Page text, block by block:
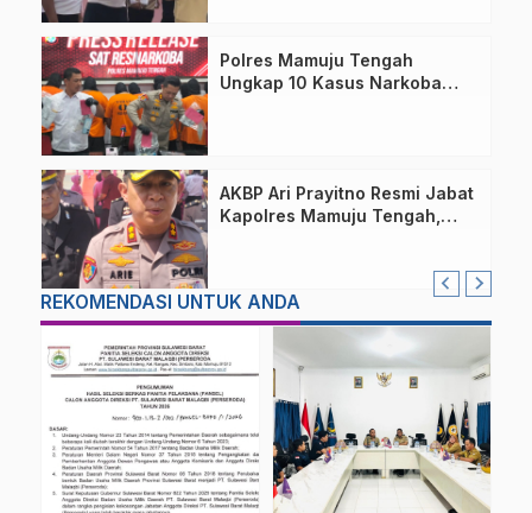
Polres Mamuju Tengah
Ungkap 10 Kasus Narkoba
AKBP Ari Prayitno Resmi Jabat
Kapolres Mamuju Tengah,
REKOMENDASI UNTUK ANDA